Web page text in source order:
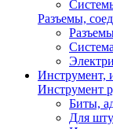
Разъемы,
Инструмент,
Инструмент
Биты,
Для